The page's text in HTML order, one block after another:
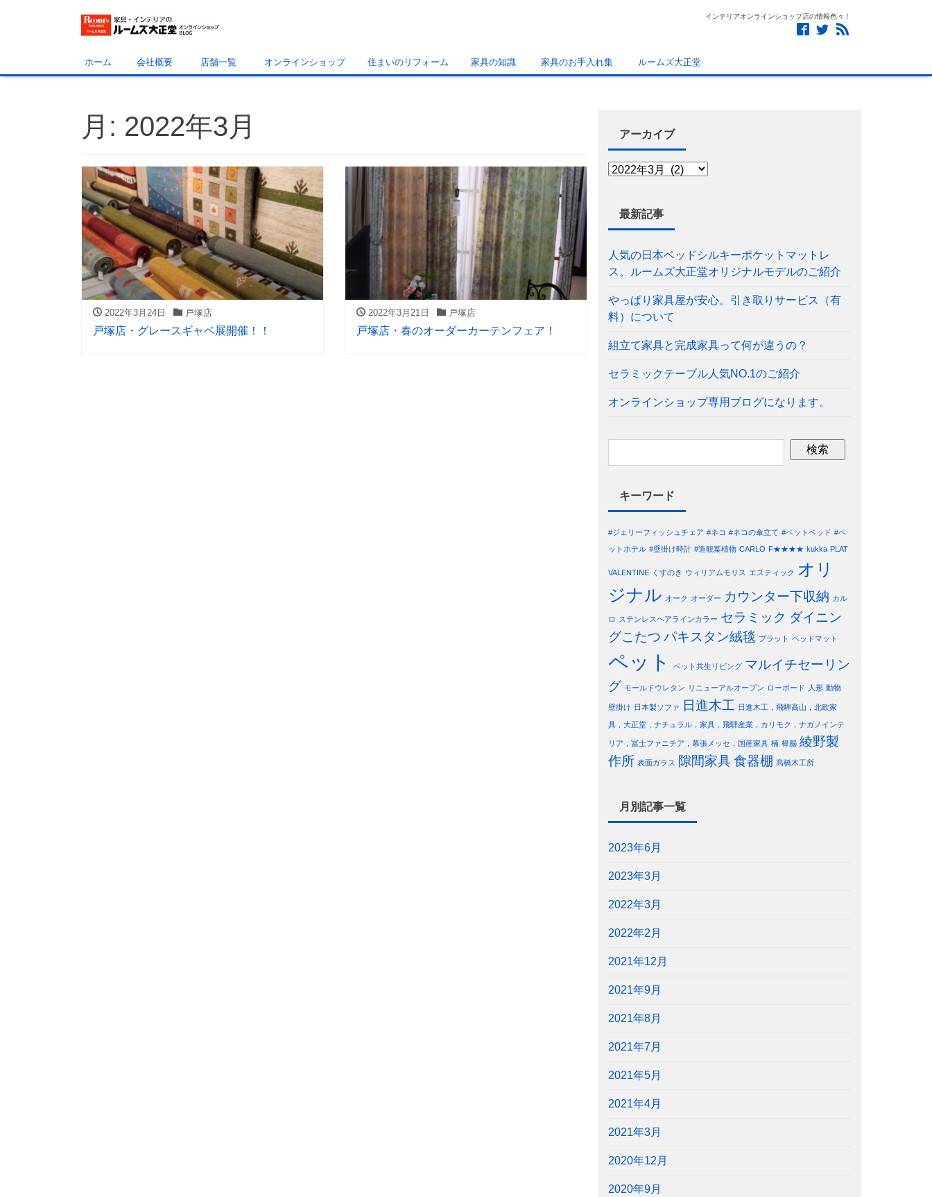
インテリアオンラインショップ店の情報色々！
ホーム 会社概要 店舗一覧 オンラインショップ 住まいのリフォーム 家具の知識 家具のお手入れ集 ルームズ大正堂
月: 2022年3月
2022年3月24日 戸塚店
戸塚店・グレースギャベ展開催！！
2022年3月21日 戸塚店
戸塚店・春のオーダーカーテンフェア！
アーカイブ
最新記事
人気の日本ベッドシルキーポケットマットレ
ス。ルームズ大正堂オリジナルモデルのご紹介
やっぱり家具屋が安心。引き取りサービス（有
料）について
組立て家具と完成家具って何が違うの？
セラミックテーブル人気NO.1のご紹介
オンラインショップ専用ブログになります。
キーワード
#ジェリーフィッシュチェア #ネコ #ネコの傘立て #ペットベッド #ペ
ットホテル #壁掛け時計 #造観葉植物 CARLO F★★★★ kukka PLAT
VALENTINE くすのき ウィリアムモリス エスティック オリ
ジナル オーク オーダー カウンター下収納 カル
ロ ステンレスヘアラインカラー セラミック ダイニン
グこたつ パキスタン絨毯 プラット ベッドマット
ペット ペット共生リビング マルイチセーリン
グ モールドウレタン リニューアルオープン ローボード 人形 動物
壁掛け 日本製ソファ 日進木工 日進木工，飛騨高山，北欧家
具，大正堂，ナチュラル，家具，飛騨産業，カリモク，ナガノインテ
リア，冨士ファニチア，幕張メッセ，国産家具 楠 樟脳 綾野製
作所 表面ガラス 隙間家具食器棚 髙橋木工所
月別記事一覧
2023年6月
2023年3月
2022年3月
2022年2月
2021年12月
2021年9月
2021年8月
2021年7月
2021年5月
2021年4月
2021年3月
2020年12月
2020年9月